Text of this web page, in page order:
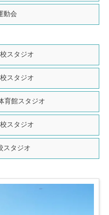
動会
スタジオ
スタジオ
育館スタジオ
スタジオ
スタジオ